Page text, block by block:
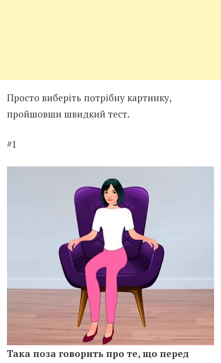
Просто виберіть потрібну картинку,
пройшовши швидкий тест.
#1
Така поза говорить про те, що перед